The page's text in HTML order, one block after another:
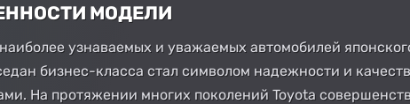
МОДЕЛИ
узнаваемых и уважаемых автомобилей
бизнес-класса стал символом надежности и
На протяжении многих поколений Toyota